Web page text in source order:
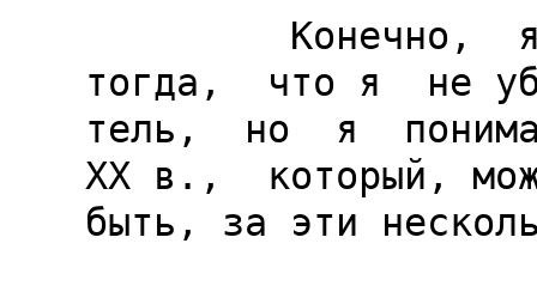
тогда,  что я  не
тель,  но  я
ХХ в.,  который,
быть, за эти